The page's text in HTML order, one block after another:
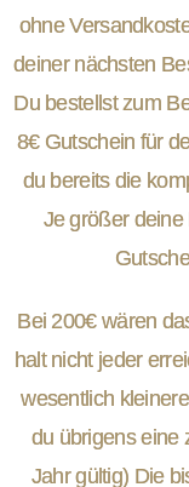
ohne
deiner nächsten
Du bestellst zum
8€ Gutschein für
du bereits die
Je größer
Bei 200€ wären
halt nicht jeder
wesentlich
du übrigens eine
Jahr gültig) Die